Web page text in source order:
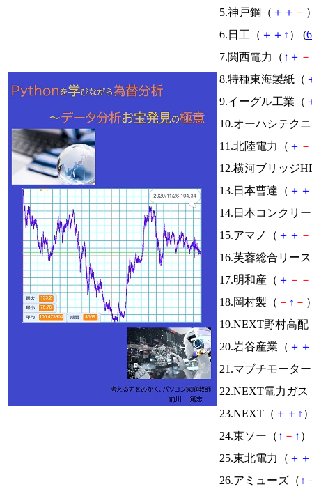
5.神戸鋼（ ＋ ＋ －
6.日工（ ＋ ＋ ↑ ） (
7.関西電力（ ↑ ＋ －
8.特種東海製紙（
9.イーグル工業（
10.オーハシテク
11.北陸電力（ ＋ －
12.横河ブリッジ
13.日本曹達（ ＋ ＋
14.日本コンクリ
15.アマノ（ ＋ ＋ －
16.芙蓉総合リー
17.明和産（ ＋ － －
18.岡村製（ － ↑ －
19.NEXT野村高配
20.岩谷産業（ ＋ ＋
21.マブチモータ
22.NEXT電力ガス
23.NEXT（ ＋ ＋ ↑
24.東ソー（ ↑ － ↑
25.東北電力（ ＋ ＋
26.アミューズ（ ↑